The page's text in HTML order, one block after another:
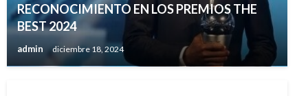
RECONOCIMIENTO EN LOS PREMIOS THE
BEST 2024
admin diciembre 18, 2024